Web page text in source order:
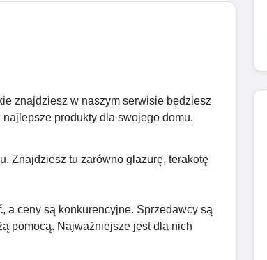
znajdziesz w naszym serwisie będziesz
produkty dla swojego domu.
Znajdziesz tu zarówno glazurę, terakotę
a ceny są konkurencyjne. Sprzedawcy są
pomocą. Najważniejsze jest dla nich